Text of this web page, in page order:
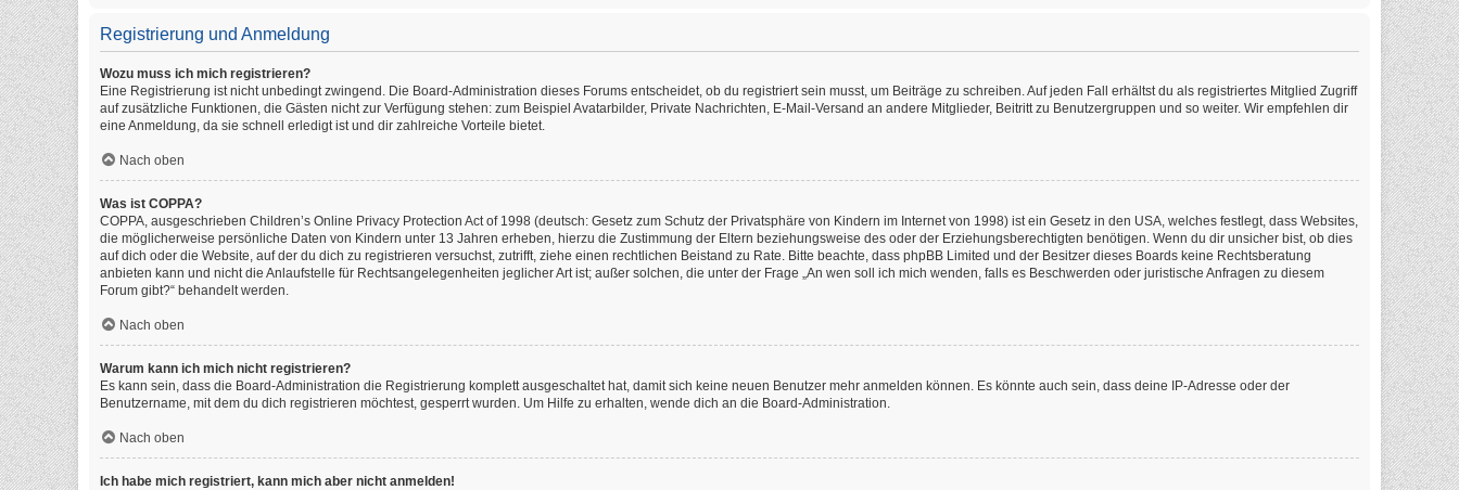
Registrierung und Anmeldung
Wozu muss ich mich registrieren?
Eine Registrierung ist nicht unbedingt zwingend. Die Board-Administration dieses Forums entscheidet, ob du registriert sein musst, um Beiträge zu schreiben. Auf jeden Fall erhältst du als registriertes Mitglied Zugriff
auf zusätzliche Funktionen, die Gästen nicht zur Verfügung stehen: zum Beispiel Avatarbilder, Private Nachrichten, E-Mail-Versand an andere Mitglieder, Beitritt zu Benutzergruppen und so weiter. Wir empfehlen dir
eine Anmeldung, da sie schnell erledigt ist und dir zahlreiche Vorteile bietet.
Nach oben
Was ist COPPA?
COPPA, ausgeschrieben Children’s Online Privacy Protection Act of 1998 (deutsch: Gesetz zum Schutz der Privatsphäre von Kindern im Internet von 1998) ist ein Gesetz in den USA, welches festlegt, dass Websites,
die möglicherweise persönliche Daten von Kindern unter 13 Jahren erheben, hierzu die Zustimmung der Eltern beziehungsweise des oder der Erziehungsberechtigten benötigen. Wenn du dir unsicher bist, ob dies
auf dich oder die Website, auf der du dich zu registrieren versuchst, zutrifft, ziehe einen rechtlichen Beistand zu Rate. Bitte beachte, dass phpBB Limited und der Besitzer dieses Boards keine Rechtsberatung
anbieten kann und nicht die Anlaufstelle für Rechtsangelegenheiten jeglicher Art ist; außer solchen, die unter der Frage „An wen soll ich mich wenden, falls es Beschwerden oder juristische Anfragen zu diesem
Forum gibt?“ behandelt werden.
Nach oben
Warum kann ich mich nicht registrieren?
Es kann sein, dass die Board-Administration die Registrierung komplett ausgeschaltet hat, damit sich keine neuen Benutzer mehr anmelden können. Es könnte auch sein, dass deine IP-Adresse oder der
Benutzername, mit dem du dich registrieren möchtest, gesperrt wurden. Um Hilfe zu erhalten, wende dich an die Board-Administration.
Nach oben
Ich habe mich registriert, kann mich aber nicht anmelden!